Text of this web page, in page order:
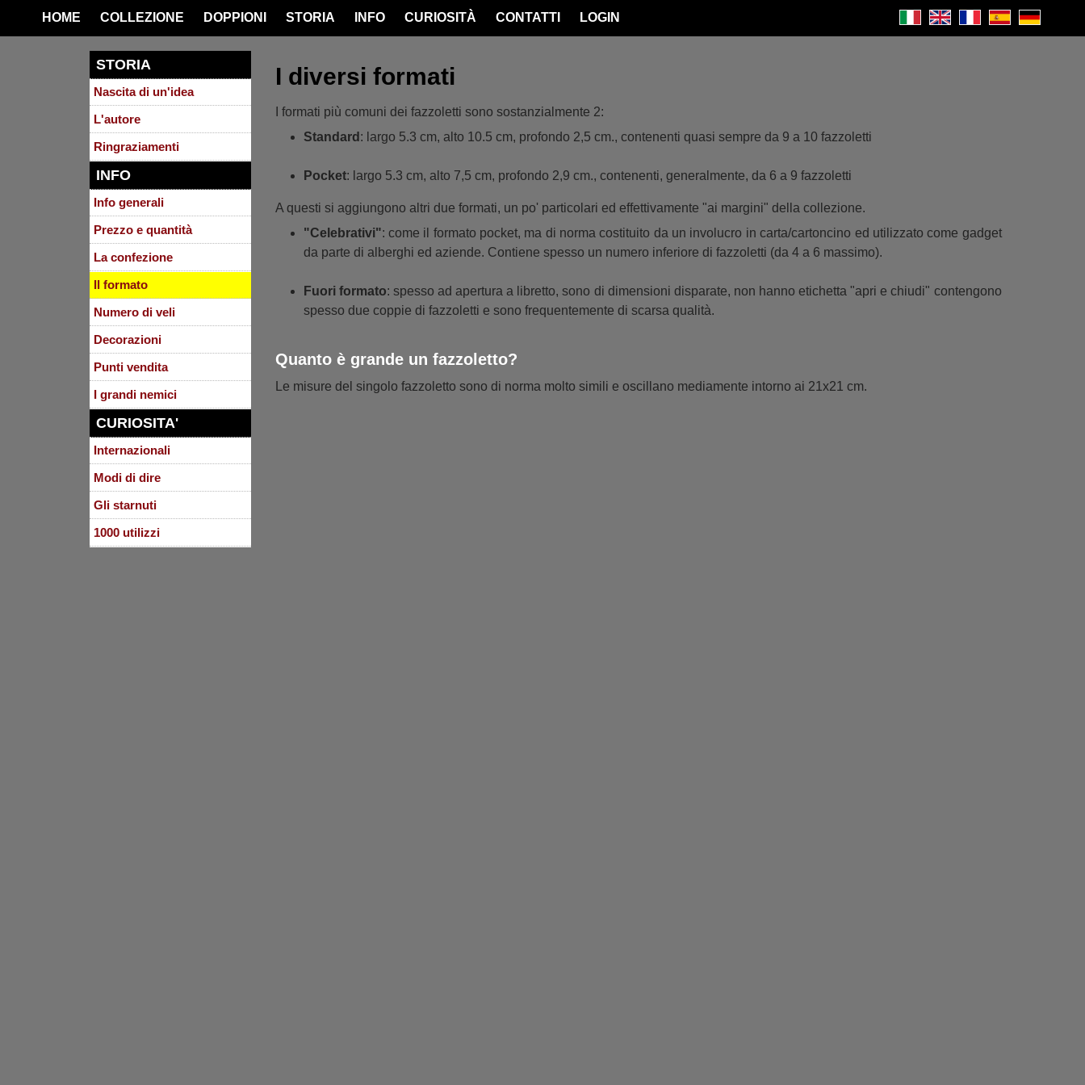
HOME COLLEZIONE DOPPIONI STORIA INFO CURIOSITÀ CONTATTI LOGIN
STORIA
Nascita di un'idea
L'autore
Ringraziamenti
INFO
Info generali
Prezzo e quantità
La confezione
Il formato
Numero di veli
Decorazioni
Punti vendita
I grandi nemici
CURIOSITA'
Internazionali
Modi di dire
Gli starnuti
1000 utilizzi
I diversi formati
I formati più comuni dei fazzoletti sono sostanzialmente 2:
Standard : largo 5.3 cm, alto 10.5 cm, profondo 2,5 cm., contenenti quasi sempre da 9 a 10 fazzoletti
Pocket: largo 5.3 cm, alto 7,5 cm, profondo 2,9 cm., contenenti, generalmente, da 6 a 9 fazzoletti
A questi si aggiungono altri due formati, un po' particolari ed effettivamente "ai margini" della collezione.
"Celebrativi": come il formato pocket, ma di norma costituito da un involucro in carta/cartoncino ed utilizzato come gadget
da parte di alberghi ed aziende. Contiene spesso un numero inferiore di fazzoletti (da 4 a 6 massimo).
Fuori formato: spesso ad apertura a libretto, sono di dimensioni disparate, non hanno etichetta "apri e chiudi" contengono
spesso due coppie di fazzoletti e sono frequentemente di scarsa qualità.
Quanto è grande un fazzoletto?
Le misure del singolo fazzoletto sono di norma molto simili e oscillano mediamente intorno ai 21x21 cm.